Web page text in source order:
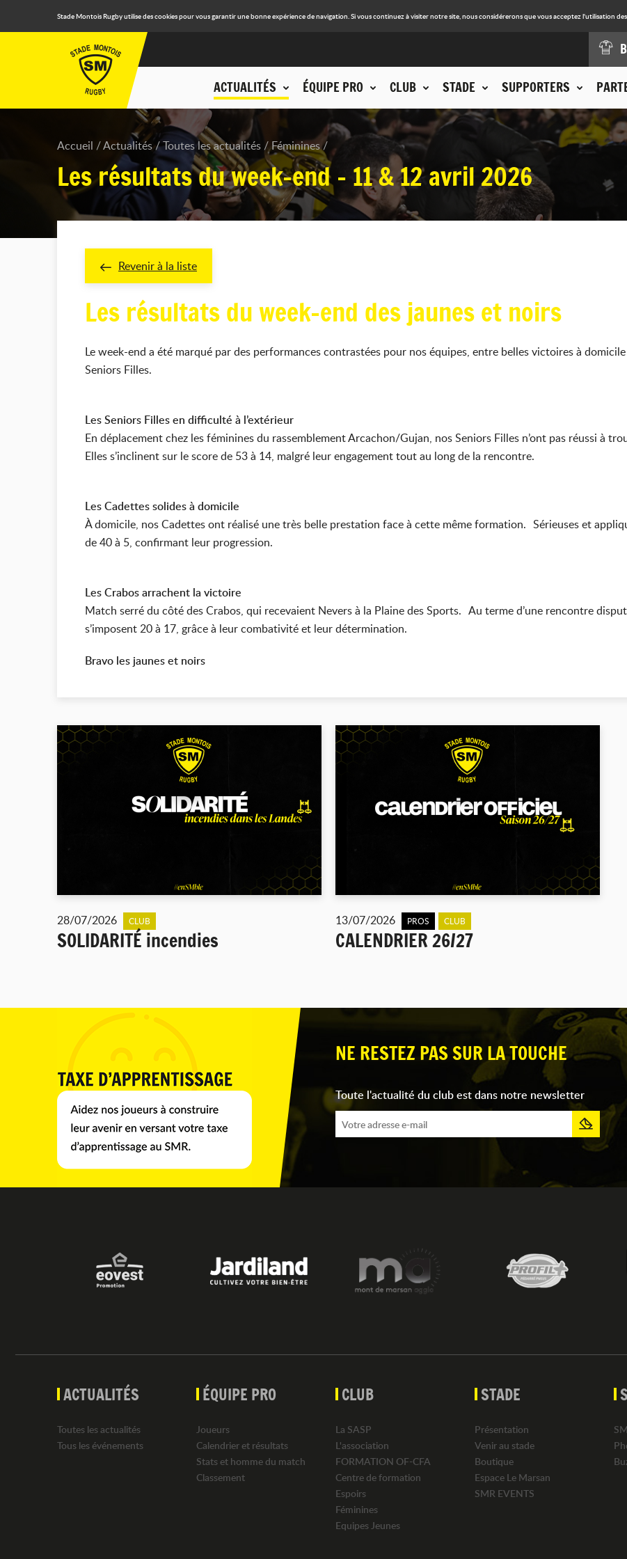
Stade Montois Rugby utilise des cookies pour vous garantir une bonne expérience de navigation. Si vous continuez à visiter notre site, nous considérerons que vous acceptez l'utilisation
ACTUALITÉS ÉQUIPE PRO CLUB STADE SUPPORTERS
Accueil Actualités Toutes les actualités Féminines
Les résultats du week-end - 11 & 12 avril 2026
Revenir à la liste
Les résultats du week-end des jaunes et noirs
Le week-end a été marqué par des performances contrastées pour nos équipes, entre belles victoires à
Seniors Filles.
Les Seniors Filles en difficulté à l’extérieur
En déplacement chez les féminines du rassemblement Arcachon/Gujan, nos Seniors Filles n’ont pas réussi à
Elles s’inclinent sur le score de 53 à 14, malgré leur engagement tout au long de la rencontre.
Les Cadettes solides à domicile
À domicile, nos Cadettes ont réalisé une très belle prestation face à cette même formation. Sérieuses et
de 40 à 5, confirmant leur progression.
Les Crabos arrachent la victoire
Match serré du côté des Crabos, qui recevaient Nevers à la Plaine des Sports. Au terme d’une rencontre
s’imposent 20 à 17, grâce à leur combativité et leur détermination.
Bravo les jaunes et noirs
28/07/2026 CLUB
SOLIDARITÉ incendies
13/07/2026 PROS CLUB
CALENDRIER 26/27
NE RESTEZ PAS SUR LA TOUCHE
Toute l'actualité du club est dans notre newsletter
ACTUALITÉS
Toutes les actualités
Tous les événements
ÉQUIPE PRO
Joueurs
Calendrier et résultats
Stats et homme du match
Classement
CLUB
La SASP
L'association
FORMATION OF-CFA
Centre de formation
Espoirs
Féminines
Equipes Jeunes
STADE
Présentation
Venir au stade
Boutique
Espace Le Marsan
SMR EVENTS